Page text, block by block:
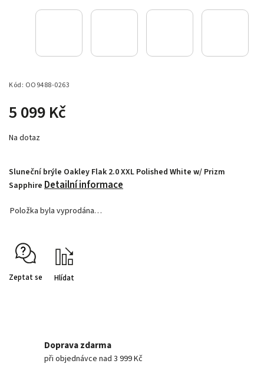
Kód: OO9488-0263
5 099 Kč
Na dotaz
Sluneční brýle Oakley Flak 2.0 XXL Polished White w/ Prizm
Sapphire Detailní informace
Položka byla vyprodána…
Zeptat se Hlídat
Doprava zdarma
při objednávce nad 3 999 Kč